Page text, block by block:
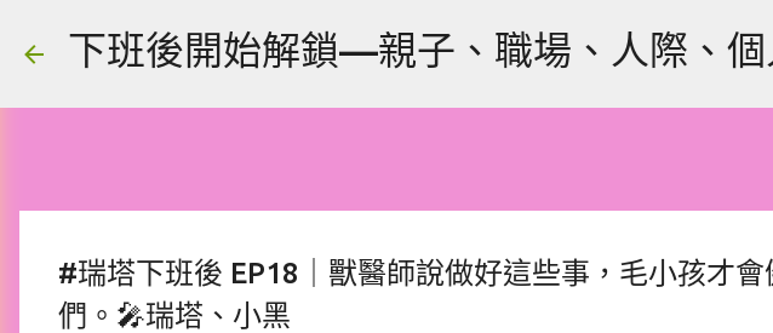
下班後開始解鎖—親子、職場、人際、
#瑞塔下班後 EP18｜獸醫師說做好這些事，毛小孩才
們。🎤瑞塔、小黑